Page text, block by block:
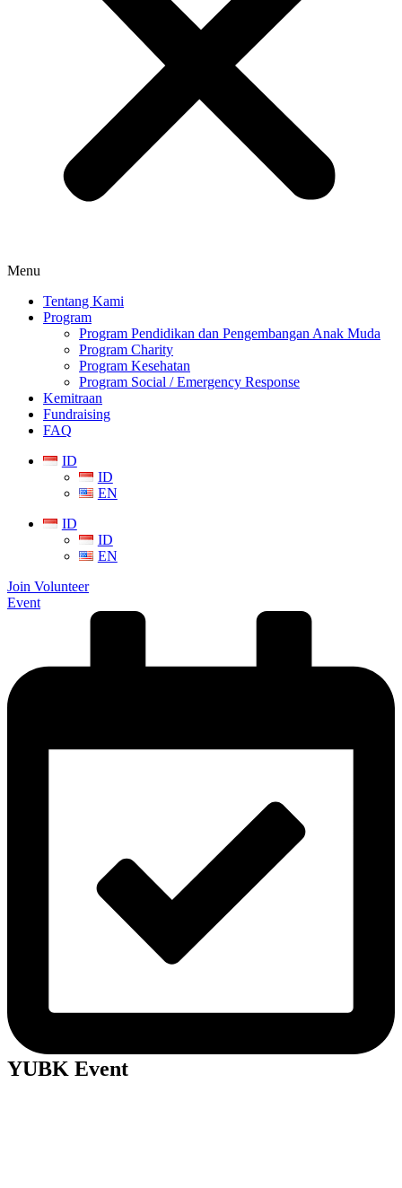
Menu
Tentang Kami
Program
Program Pendidikan dan Pengembangan Anak Muda
Program Charity
Program Kesehatan
Program Social / Emergency Response
Kemitraan
Fundraising
FAQ
ID
ID
EN
ID
ID
EN
Join Volunteer
Event
YUBK Event